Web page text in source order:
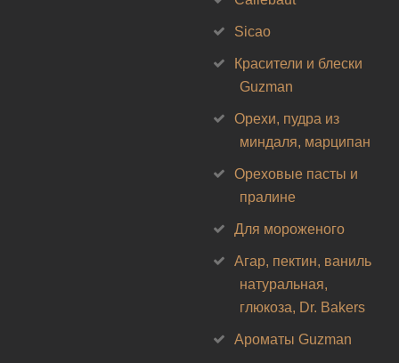
Sicao
Красители и блески
Guzman
Орехи, пудра из
миндаля, марципан
Ореховые пасты и
пралине
Для мороженого
Агар, пектин, ваниль
натуральная,
глюкоза, Dr. Bakers
Ароматы Guzman